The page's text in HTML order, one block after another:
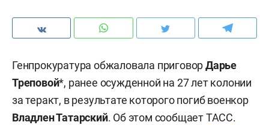
Генпрокуратура обжаловала приговорДарье
Треповой*, ранее осужденной на 27 лет колонии
за теракт, в результате которого погиб военкор
Владлен Татарский. Об этом сообщаетТАСС.